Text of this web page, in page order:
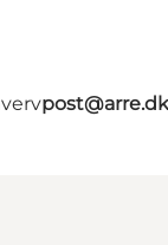
post@arre.dk